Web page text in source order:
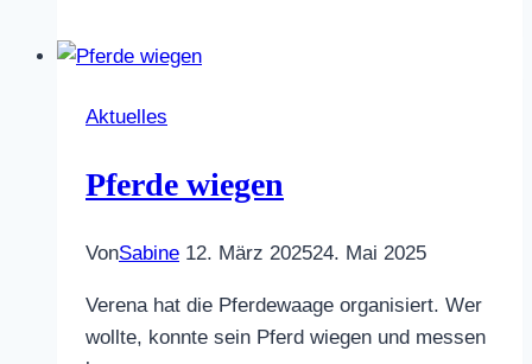
Woody
Aktuelles
Pferde wiegen
VonSabine 12. März 202524. Mai 2025
Verena hat die Pferdewaage organisiert. Wer
wollte, konnte sein Pferd wiegen und messen